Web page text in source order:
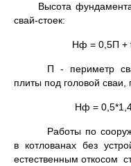
Высота фундамента
свай-стоек:
Hф = 0,5П
П - периметр
плиты под головой
Hф = 0,5*1,4
Работы по
в котлованах без
естественным откосом